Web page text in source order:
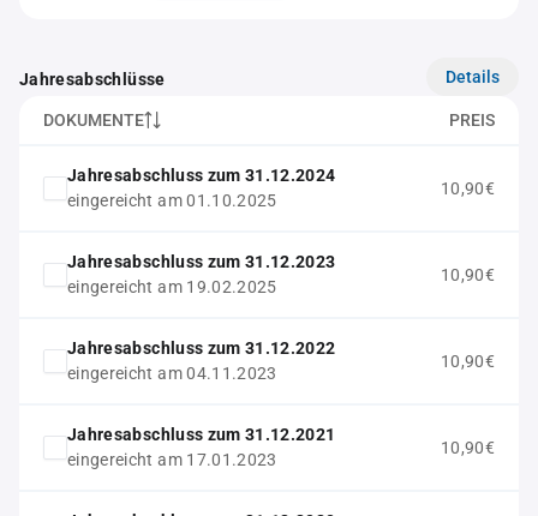
Jahresabschlüsse Details
DOKUMENTE PREIS
Jahresabschluss zum 31.12.2024
eingereicht am 01.10.2025
10,90€
Jahresabschluss zum 31.12.2023
eingereicht am 19.02.2025
10,90€
Jahresabschluss zum 31.12.2022
eingereicht am 04.11.2023
10,90€
Jahresabschluss zum 31.12.2021
eingereicht am 17.01.2023
10,90€